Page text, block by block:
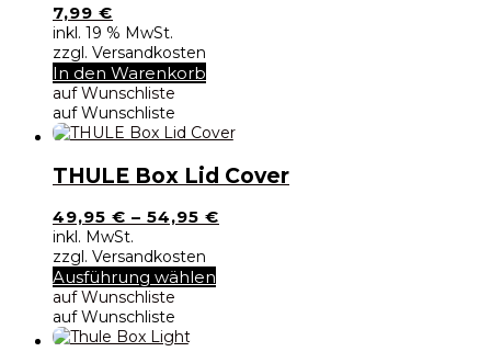
7,99 €
inkl. 19 % MwSt.
zzgl. Versandkosten
In den Warenkorb
auf Wunschliste
auf Wunschliste
THULE Box Lid Cover
49,95 € – 54,95 €
inkl. MwSt.
zzgl. Versandkosten
Ausführung wählen
auf Wunschliste
auf Wunschliste